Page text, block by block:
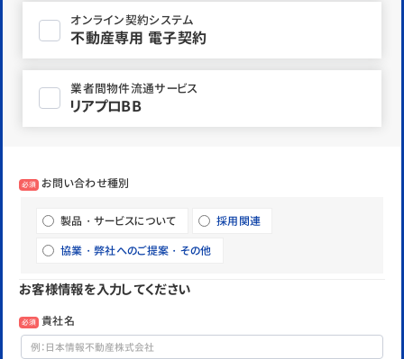
オンライン契約システム
不動産専用 電子契約
業者間物件流通サービス
リアプロBB
必須 お問い合わせ種別
製品・サービスについて
採用関連
協業・弊社へのご提案・その他
お客様情報を入力してください
必須 貴社名